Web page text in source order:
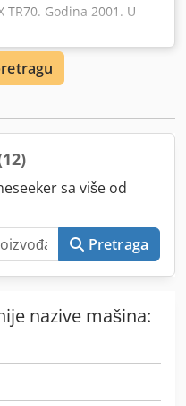
TR70. Godina 2001. U
na 70%, 80% i 90%.
sa više od
Pretraga
nazive mašina: